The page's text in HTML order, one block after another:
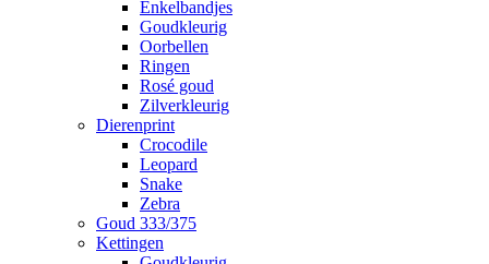
Enkelbandjes
Goudkleurig
Oorbellen
Ringen
Rosé goud
Zilverkleurig
Dierenprint
Crocodile
Leopard
Snake
Zebra
Goud 333/375
Kettingen